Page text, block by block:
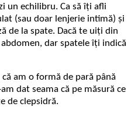
un echilibru. Ca să îți afli
(sau doar lenjerie intimă) și
de la spate. Dacă te uiți din
dar spatele îți indică
am o formă de pară până
dat seama că pe măsură ce
de clepsidră.